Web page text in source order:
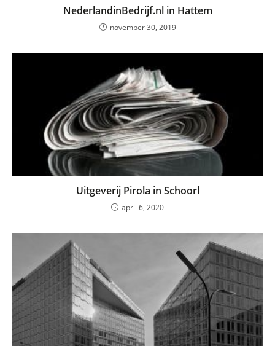
NederlandinBedrijf.nl in Hattem
november 30, 2019
Uitgeverij Pirola in Schoorl
april 6, 2020